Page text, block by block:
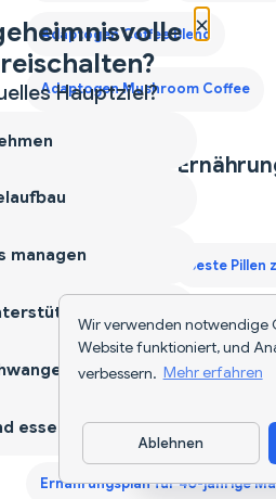
Wir verwenden notwendige
Website funktioniert, und
verbessern. Mehr erfahren
Ablehnen
Adaptogen Coffee Blend
Adaptogen Mushroom Coffee
Erkunde Mehr
Ressourcen
AI Food Tracker Beste Pillen
Beste Proteinergänzungen für
Calorie Deficit Diet Diät-App
Drittes Trimester Protein Leitfaden
Ernährungsplan für 40-jährige
App
×
Hauptziel?
managen
essen